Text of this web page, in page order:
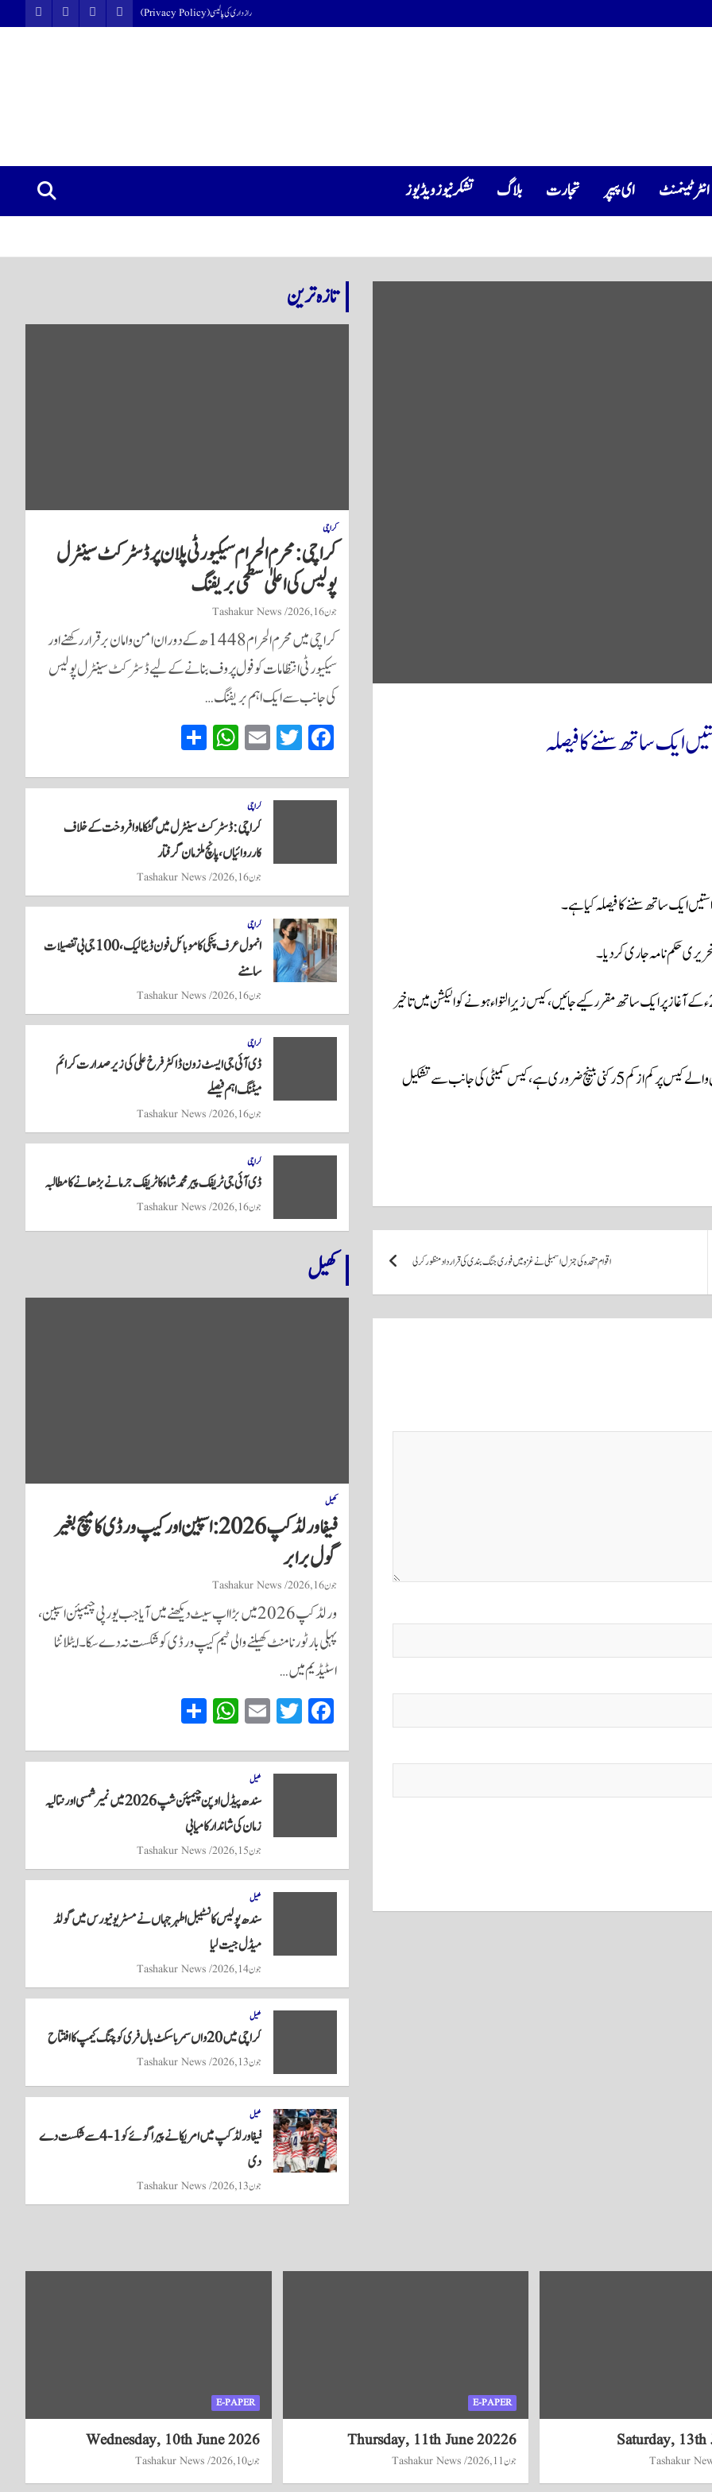
رازداری کی پالیسی (Privacy Policy)
انٹرٹینمنٹ ای پیپر تجارت بلاگ تشکرنیوز ویڈیوز
ایک ساتھ سننے کا فیصلہ
حکم نامہ جاری کر دیا۔
حکم نامے کے مطابق نااہلی کی مدت کے سوال والے تمام کیس جنوری 2024ء کے آغاز پر ایک ساتھ مقرر کیے جائیں، کیس زیرِ التواء ہونے کو الیکشن میں تاخیر
عدالتی حکم نامے کے مطابق ایڈیشنل اٹارنی جنرل نے نشاندہی کی کہ آئینی سوال والے کیس پر کم از کم 5 رکنی بینچ ضروری ہے، کیس کمیٹی کی جانب سے تشکیل
اقوام متحدہ کی جنرل اسمبلی نے غزہ میں فوری جنگ بندی کی قرارداد منظور کر لی
تازہ ترین
کراچی
کراچی: محرم الحرام سیکیورٹی پلان پر ڈسٹرکٹ سینٹرل
پولیس کی اعلیٰ سطحی بریفنگ
جون 16, 2026 Tashakur News
کراچی میں محرم الحرام 1448ھ کے دوران امن و امان برقرار رکھنے اور
سیکیورٹی انتظامات کو فول پروف بنانے کے لیے ڈسٹرکٹ سینٹرل پولیس
کی جانب سے ایک اہم بریفنگ…
Fa
ce
bo
T
wi
tte
E
m
ail
W
ha
ts
A
pp
re
کراچی
کراچی: ڈسٹرکٹ سینٹرل میں گٹکا ماوا فروخت کے خلاف
کارروائیاں، پانچ ملزمان گرفتار
جون 16, 2026 Tashakur News
کراچی
انمول عرف پنکی کا موبائل فون ڈیٹا لیک، 100 جی بی تفصیلات
سامنے
جون 16, 2026 Tashakur News
کراچی
ڈی آئی جی ایسٹ زون ڈاکٹر فرخ علی کی زیر صدارت کرائم
میٹنگ اہم فیصلے
جون 16, 2026 Tashakur News
کراچی
ڈی آئی جی ٹریفک پیر محمد شاہ کا ٹریفک جرمانے بڑھانے کا مطالبہ
جون 16, 2026 Tashakur News
کھیل
کھیل
فیفا ورلڈ کپ 2026: اسپین اور کیپ ورڈی کا میچ بغیر
گول برابر
جون 16, 2026 Tashakur News
ورلڈ کپ 2026 میں بڑا اپ سیٹ دیکھنے میں آیا جب یورپی چیمپئن اسپین،
پہلی بار ٹورنامنٹ کھیلنے والی ٹیم کیپ ورڈی کو شکست نہ دے سکا۔ ایٹلانٹا
اسٹیڈیم میں…
Fa
ce
bo
T
wi
tte
E
m
ail
W
ha
ts
A
pp
re
کھیل
سندھ پیڈل اوپن چیمپئن شپ 2026 میں نمیر شمسی اور نتالیہ
زمان کی شاندار کامیابی
جون 15, 2026 Tashakur News
کھیل
سندھ پولیس کانسٹیبل اطہر جہاں نے مسٹر یونیورس میں گولڈ
میڈل جیت لیا
جون 14, 2026 Tashakur News
کھیل
کراچی میں 20واں سمر باسکٹ بال فری کوچنگ کیمپ کا افتتاح
جون 13, 2026 Tashakur News
کھیل
فیفا ورلڈکپ میں امریکا نے پیراگوئے کو 1-4 سے شکست دے
دی
جون 13, 2026 Tashakur News
Saturday, 13th
Tashakur
E-PAPER
Thursday, 11th June 20226
جون 11, 2026 Tashakur News
E-PAPER
Wednesday, 10th June 2026
جون 10, 2026 Tashakur News